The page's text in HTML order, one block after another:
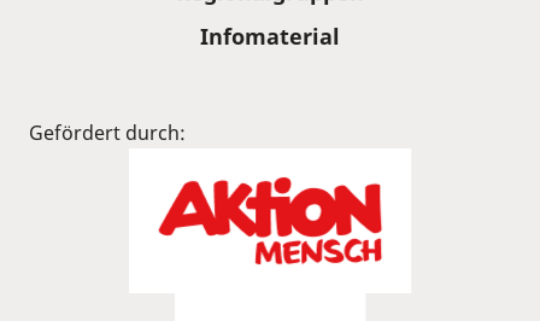
Infomaterial
Gefördert durch: